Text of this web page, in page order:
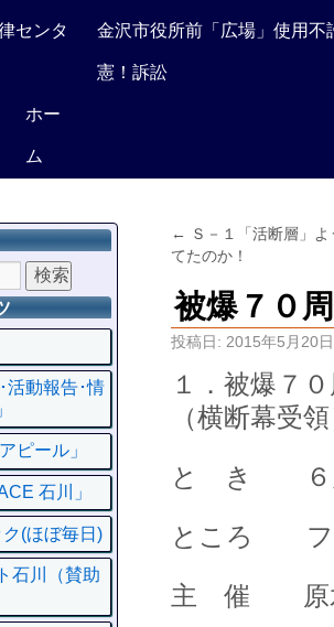
センタ 金沢市役所前「広場」使用不
憲！訴訟
ホー
ム
← Ｓ－１「活断層」
てたのか！
被爆７０
投稿日: 2015年5月20日
１．被爆７
（横断幕受
と き ６月
ところ フ
主 催 原水
活動報告･情
ピール」
石川」
(ほぼ毎日)
石川（賛助